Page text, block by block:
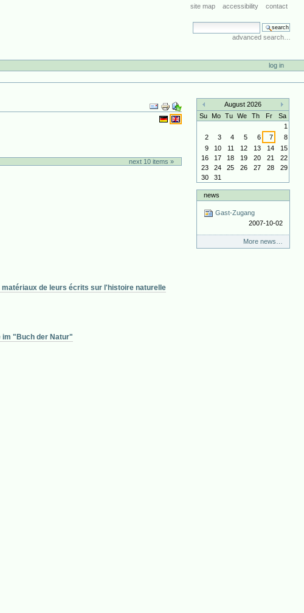
site map accessibility contact
search site
advanced search…
log in
Document
Actions
next 10 items »
de leurs écrits sur l'histoire naturelle
im "Buch der Natur"
«
August 2026
»
Su Mo Tu We Th Fr
Sa
1
2
3 4 5 6 7
8
9
10 11 12 13 14
15
16
17 18 19 20 21
22
23
24 25 26 27 28
29
30
31
news
Gast-Zugang
2007-10-02
More news…